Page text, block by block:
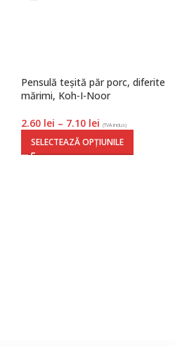
Pensulă teșită păr porc, diferite
mărimi, Koh-I-Noor
2.60 lei – 7.10 lei (TVA inclus)
SELECTEAZĂ OPȚIUNILE